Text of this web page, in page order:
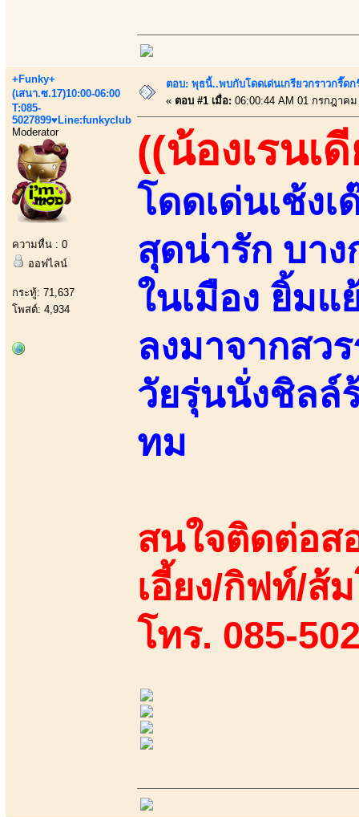
+Funky+
(เสนา.ซ.17)10:00-06:00
T:085-
5027899♥Line:funkyclub
Moderator
ความหื่น : 0
ออฟไลน์
กระทู้: 71,637
โพสต์: 4,934
ตอบ: พุธนี้..พบกับโดดเด่นเกรียวกราวกรี๊
« ตอบ #1 เมื่อ: 06:00:44 AM 01 กรกฎาคม
((น้องเรนเ
โดดเด่นเช้ง
สุดน่ารัก บา
ในเมือง ยิ้ม
ลงมาจากสว
วัยรุ่นนั่งชิลล์
ทม
สนใจติดต่อส
เอี้ยง/กิฟท์/ส้
โทร. 085-